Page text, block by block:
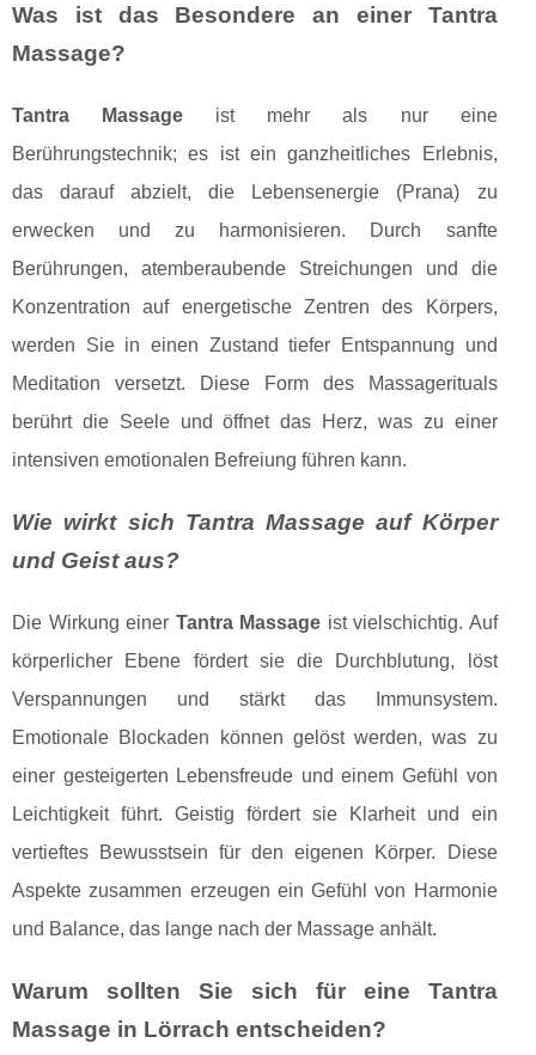
Was ist das Besondere an einer Tantra
Massage?
Tantra Massage ist mehr als nur eine
Berührungstechnik; es ist ein ganzheitliches Erlebnis,
das darauf abzielt, die Lebensenergie (Prana) zu
erwecken und zu harmonisieren. Durch sanfte
Berührungen, atemberaubende Streichungen und die
Konzentration auf energetische Zentren des Körpers,
werden Sie in einen Zustand tiefer Entspannung und
Meditation versetzt. Diese Form des Massagerituals
berührt die Seele und öffnet das Herz, was zu einer
intensiven emotionalen Befreiung führen kann.
Wie wirkt sich Tantra Massage auf Körper
und Geist aus?
Die Wirkung einer Tantra Massage ist vielschichtig. Auf
körperlicher Ebene fördert sie die Durchblutung, löst
Verspannungen und stärkt das Immunsystem.
Emotionale Blockaden können gelöst werden, was zu
einer gesteigerten Lebensfreude und einem Gefühl von
Leichtigkeit führt. Geistig fördert sie Klarheit und ein
vertieftes Bewusstsein für den eigenen Körper. Diese
Aspekte zusammen erzeugen ein Gefühl von Harmonie
und Balance, das lange nach der Massage anhält.
Warum sollten Sie sich für eine Tantra
Massage in Lörrach entscheiden?